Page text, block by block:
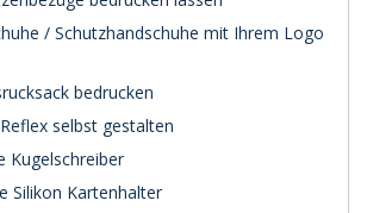
/ Schutzhandschuhe mit Ihrem Logo
bedrucken
selbst gestalten
Kugelschreiber
Silikon Kartenhalter